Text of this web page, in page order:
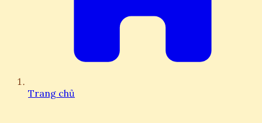
Trang chủ